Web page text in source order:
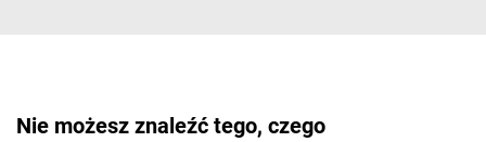
Nie możesz znaleźć tego, czego